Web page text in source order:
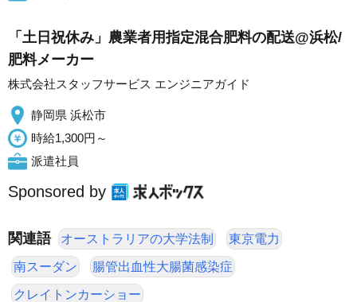
「土日祝休み」農業者用指定混合肥料の配送@浜松/
肥料メーカー
株式会社スタッフサービス エンジニアガイド
静岡県 浜松市
時給1,300円～
派遣社員
Sponsored by
関連語 オーストラリアの大学法制 東京電力
南スーダン 腸管出血性大腸菌感染症
クレイトンカーショー